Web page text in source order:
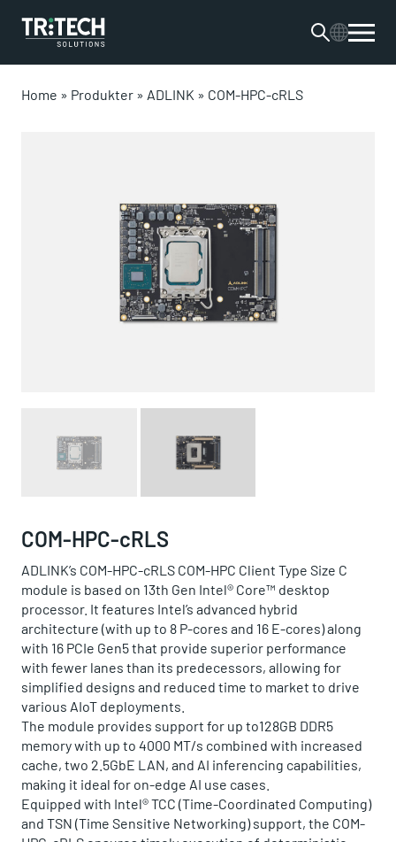
Home » Produkter » ADLINK » COM-HPC-cRLS
COM-HPC-cRLS
ADLINK’s COM-HPC-cRLS COM-HPC Client Type Size C
module is based on 13th Gen Intel® Core™ desktop
processor. It features Intel’s advanced hybrid
architecture (with up to 8 P-cores and 16 E-cores) along
with 16 PCIe Gen5 that provide superior performance
with fewer lanes than its predecessors, allowing for
simplified designs and reduced time to market to drive
various AIoT deployments.
The module provides support for up to128GB DDR5
memory with up to 4000 MT/s combined with increased
cache, two 2.5GbE LAN, and AI inferencing capabilities,
making it ideal for on-edge AI use cases.
Equipped with Intel® TCC (Time-Coordinated Computing)
and TSN (Time Sensitive Networking) support, the COM-